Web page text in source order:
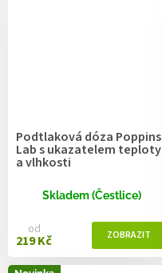
Podtlaková dóza Poppins
Lab s ukazatelem teploty
a vlhkosti
Skladem (Čestlice)
od
219 Kč